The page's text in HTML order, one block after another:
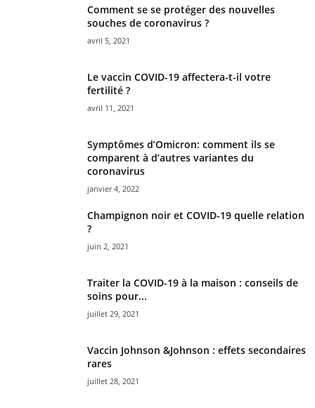
Comment se se protéger des nouvelles
souches de coronavirus ?
avril 5, 2021
Le vaccin COVID-19 affectera-t-il votre
fertilité ?
avril 11, 2021
Symptômes d’Omicron: comment ils se
comparent à d’autres variantes du
coronavirus
janvier 4, 2022
Champignon noir et COVID-19 quelle relation
?
juin 2, 2021
Traiter la COVID-19 à la maison : conseils de
soins pour...
juillet 29, 2021
Vaccin Johnson &Johnson : effets secondaires
rares
juillet 28, 2021